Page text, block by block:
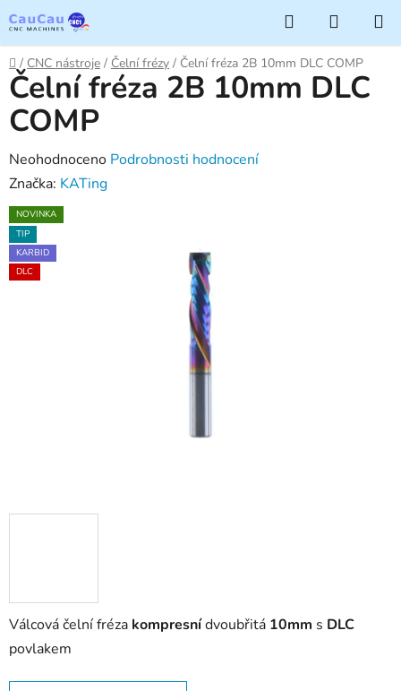
na
obsah
Hledat
KOŠÍK
Domů
/ CNC nástroje / Čelní frézy / Čelní fréza 2B 10mm DLC COMP
Válcová čelní fréza kompresnídvoubřitá 10mm s DLC
povlakem
Čelní fréza 2B 10mm DLC
COMP
Průměrné
hodnocení
produktu
je
0,0
z
Neohodnoceno Podrobnosti hodnocení
Značka: KATing
NOVINKA
TIP
KARBID
DLC